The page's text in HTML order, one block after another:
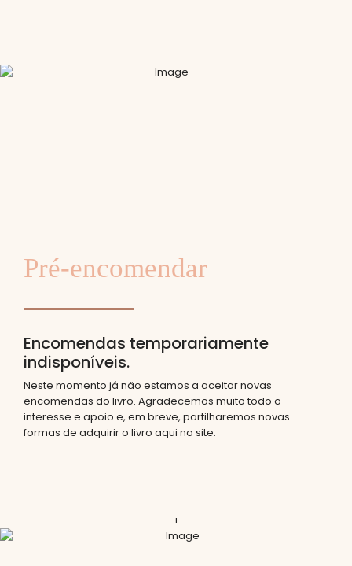
Pré-encomendar
Encomendas temporariamente
indisponíveis.
Neste momento já não estamos a aceitar novas
encomendas do livro. Agradecemos muito todo o
interesse e apoio e, em breve, partilharemos novas
formas de adquirir o livro aqui no site.
+